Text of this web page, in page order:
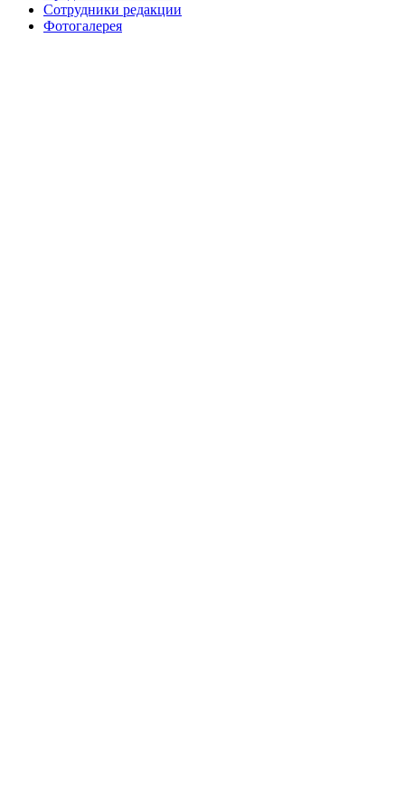
Сотрудники редакции
Фотогалерея